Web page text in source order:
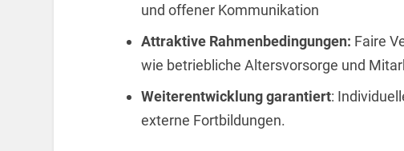
und offener Kommunikation
Attraktive Rahmenbedingungen: Faire
wie betriebliche Altersvorsorge und
Weiterentwicklung garantiert:
externe Fortbildungen.